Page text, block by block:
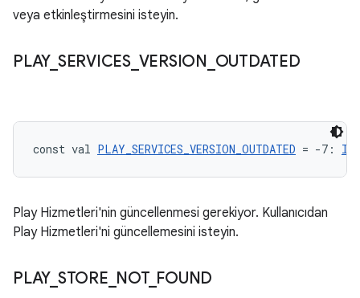
veya etkinleştirmesini isteyin.
PLAY_ SERVICES_ VERSION OUTDATED
const val PLAY_SERVICES_VERSION_OUTDATED = -7: Int
Play Hizmetleri'nin güncellenmesi gerekiyor. Kullanıcıdan
Play Hizmetleri'ni güncellemesini isteyin.
PLAY_ STORE NOT_ FOUND